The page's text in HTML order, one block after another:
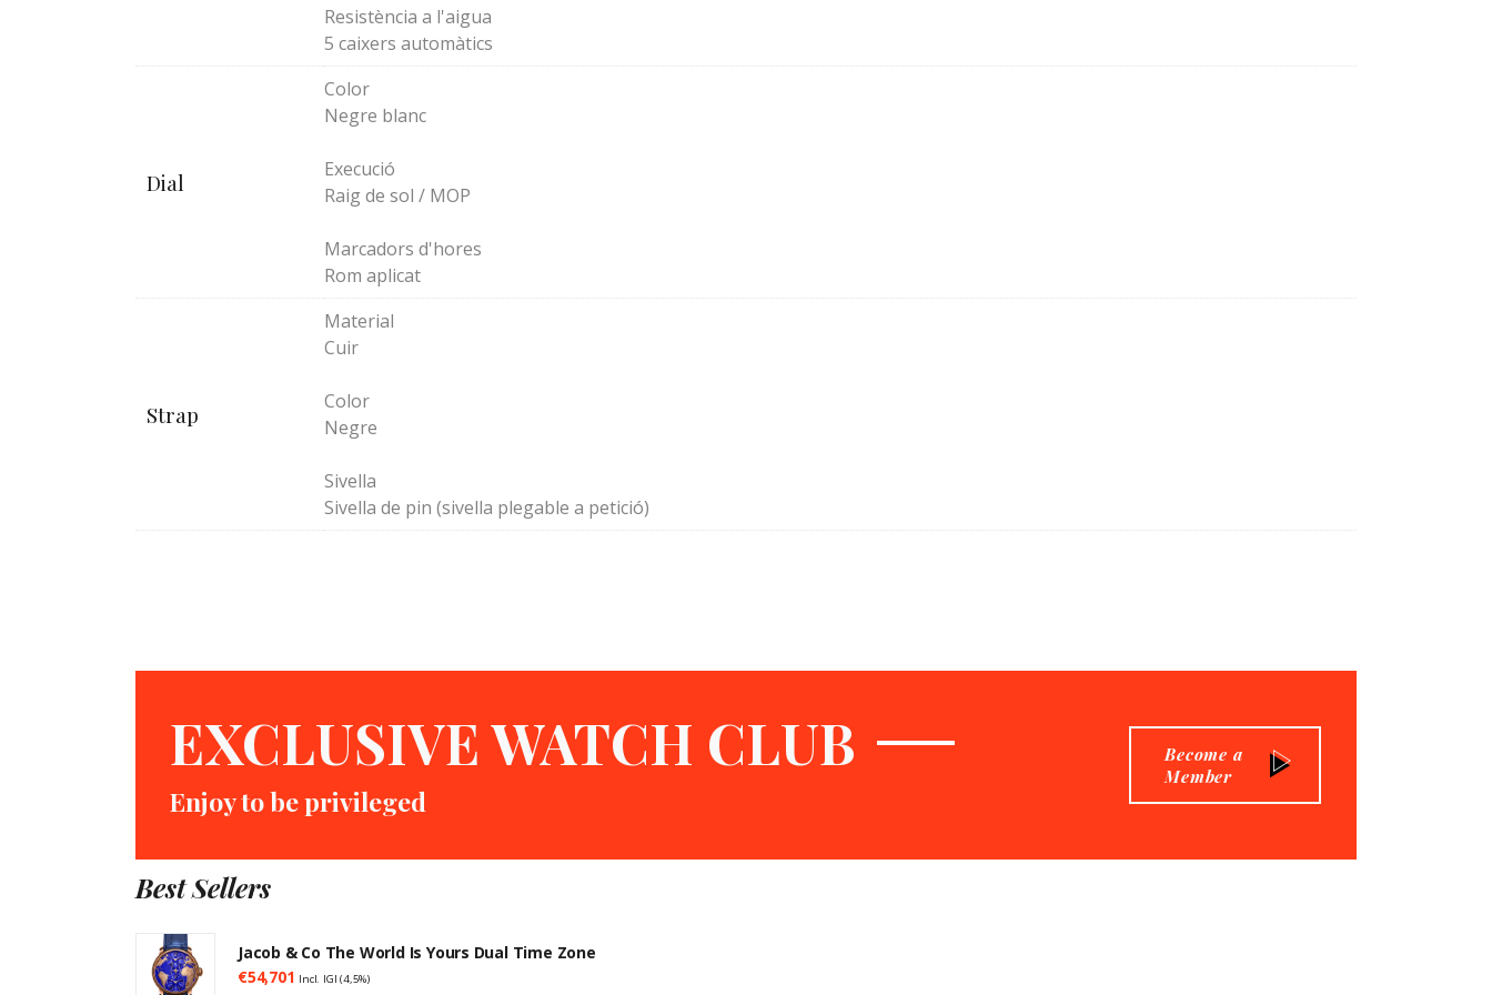
Resistència a l'aigua
5 caixers automàtics
Dial
Color
Negre blanc
Execució
Raig de sol / MOP
Marcadors d'hores
Rom aplicat
Strap
Material
Cuir
Color
Negre
Sivella
Sivella de pin (sivella plegable a petició)
EXCLUSIVE WATCH CLUB
Enjoy to be privileged
Become a
Member
Best Sellers
Jacob & Co The World Is Yours Dual Time Zone
€54,701 Incl. IGI (4,5%)